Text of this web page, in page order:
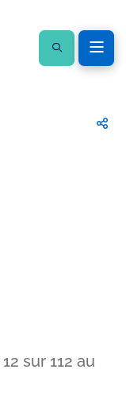
12 sur 112 au